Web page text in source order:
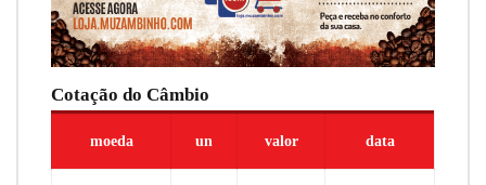
Cotação do Câmbio
moeda un valor data